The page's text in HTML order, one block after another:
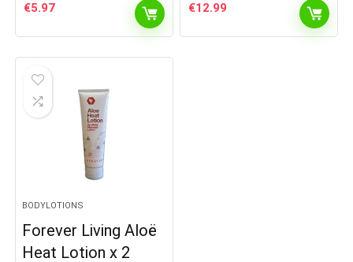
€5.97 €12.99
BODYLOTIONS
Forever Living Aloë
Heat Lotion x 2